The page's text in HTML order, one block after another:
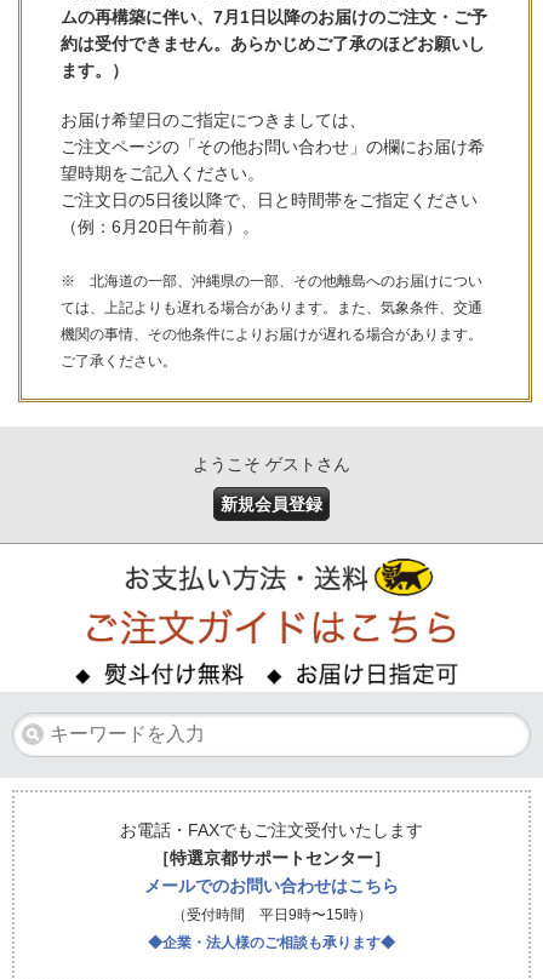
ムの再構築に伴い、7月1日以降のお届けのご注文・ご予
約は受付できません。あらかじめご了承のほどお願いし
ます。）
お届け希望日のご指定につきましては、
ご注文ページの「その他お問い合わせ」の欄にお届け希
望時期をご記入ください。
ご注文日の5日後以降で、日と時間帯をご指定ください
（例：6月20日午前着）。
※ 北海道の一部、沖縄県の一部、その他離島へのお届けについ
ては、上記よりも遅れる場合があります。また、気象条件、交通
機関の事情、その他条件によりお届けが遅れる場合があります。
ご了承ください。
ようこそ ゲストさん
新規会員登録
お電話・FAXでもご注文受付いたします
［特選京都サポートセンター］
メールでのお問い合わせはこちら
（受付時間 平日9時〜15時）
◆企業・法人様のご相談も承ります◆